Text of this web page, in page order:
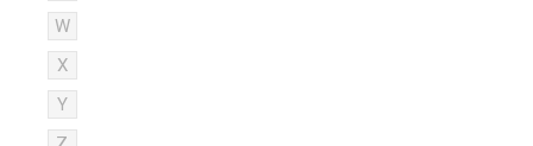
W
X
Y